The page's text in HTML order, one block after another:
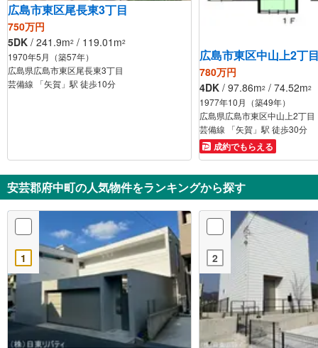
広島市東区尾長東3丁目
750万円
5DK / 241.9m2 / 119.01m2
1970年5月（築57年）
広島県広島市東区尾長東3丁目
芸備線 「矢賀」駅 徒歩10分
広島市東区中山上2丁
780万円
4DK / 97.86m2 / 74.52m2
1977年10月（築49年）
広島県広島市東区中山上2丁目
芸備線 「矢賀」駅 徒歩30分
成約でもらえる
安芸郡府中町の人気物件をランキングから探す
1 2